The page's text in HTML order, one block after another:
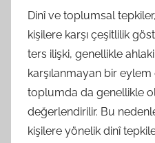
Dinî ve toplumsal
kişilere karşı çeşitlilik
ters ilişki, genellikle
karşılanmayan bir
toplumda da genellikle
değerlendirilir. Bu
kişilere yönelik dinî